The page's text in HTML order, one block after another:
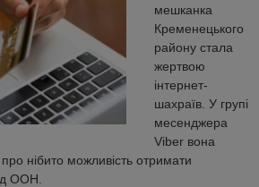
мешканка
Кременецького
району стала
жертвою
інтернет-
шахраїв. У групі
месенджера
Viber вона
нібито можливість отримати
ООН.